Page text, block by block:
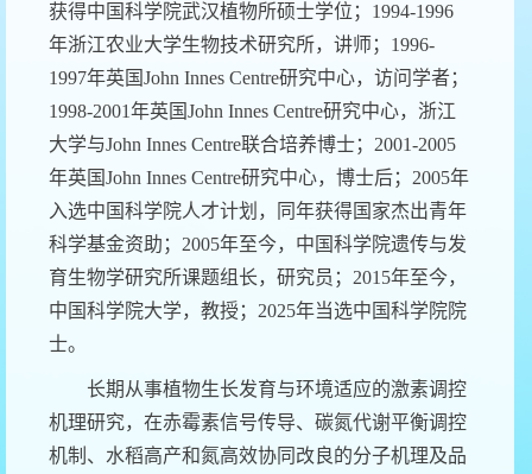
获得中国科学院武汉植物所硕士学位；1994-1996
年浙江农业大学生物技术研究所，讲师；1996-
1997年英国John Innes Centre研究中心，访问学者；
1998-2001年英国John Innes Centre研究中心，浙江
大学与John Innes Centre联合培养博士；2001-2005
年英国John Innes Centre研究中心，博士后；2005年
入选中国科学院人才计划，同年获得国家杰出青年
科学基金资助；2005年至今，中国科学院遗传与发
育生物学研究所课题组长，研究员；2015年至今，
中国科学院大学，教授；2025年当选中国科学院院
士。
长期从事植物生长发育与环境适应的激素调控
机理研究，在赤霉素信号传导、碳氮代谢平衡调控
机制、水稻高产和氮高效协同改良的分子机理及品